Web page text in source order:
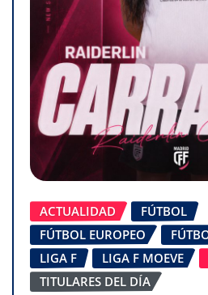
ACTUALIDAD
FÚTBOL
FÚTBOL EUROPEO
LIGA F
LIGA F MOEVE
TITULARES DEL DÍA